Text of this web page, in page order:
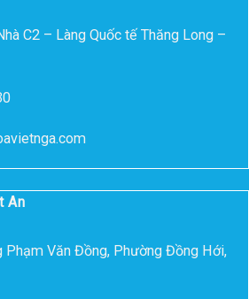
C2 – Làng Quốc tế Thăng Long –
An
Phạm Văn Đồng, Phường Đồng Hới,